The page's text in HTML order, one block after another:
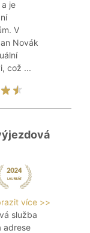
je
V
Novák
což ...
více >>
služba
adrese